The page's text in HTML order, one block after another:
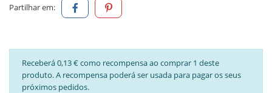
Partilhar em:
Receberá 0,13 € como recompensa ao comprar 1 deste
produto. A recompensa poderá ser usada para pagar os seus
próximos pedidos.